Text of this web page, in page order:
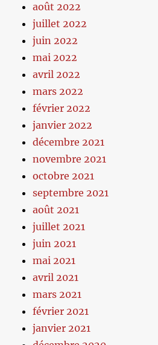
août 2022
juillet 2022
juin 2022
mai 2022
avril 2022
mars 2022
février 2022
janvier 2022
décembre 2021
novembre 2021
octobre 2021
septembre 2021
août 2021
juillet 2021
juin 2021
mai 2021
avril 2021
mars 2021
février 2021
janvier 2021